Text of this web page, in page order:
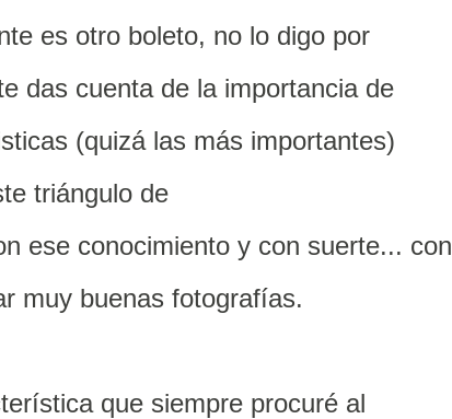
es otro boleto, no lo digo por
das cuenta de la importancia de
(quizá las más importantes)
triángulo de
ese conocimiento y con suerte... con
muy buenas fotografías.
que siempre procuré al